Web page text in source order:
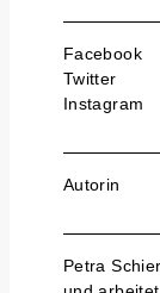
Facebook
Twitter
Instagram
Autorin
Petra